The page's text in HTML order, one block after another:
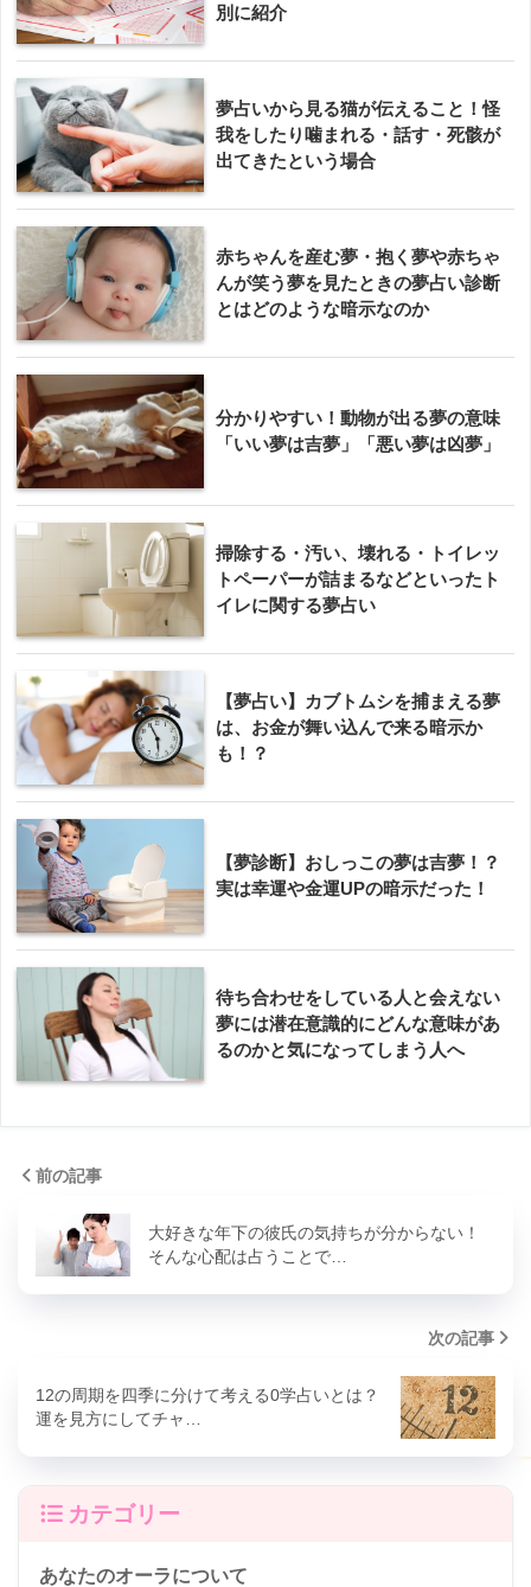
別に紹介
夢占いから見る猫が伝えること！怪
我をしたり噛まれる・話す・死骸が
出てきたという場合
赤ちゃんを産む夢・抱く夢や赤ちゃ
んが笑う夢を見たときの夢占い診断
とはどのような暗示なのか
分かりやすい！動物が出る夢の意味
「いい夢は吉夢」「悪い夢は凶夢」
掃除する・汚い、壊れる・トイレッ
トペーパーが詰まるなどといったト
イレに関する夢占い
【夢占い】カブトムシを捕まえる夢
は、お金が舞い込んで来る暗示か
も！？
【夢診断】おしっこの夢は吉夢！？
実は幸運や金運UPの暗示だった！
待ち合わせをしている人と会えない
夢には潜在意識的にどんな意味があ
るのかと気になってしまう人へ
前の記事
大好きな年下の彼氏の気持ちが分からない！
そんな心配は占うことで…
次の記事
12の周期を四季に分けて考える0学占いとは？
運を見方にしてチャ…
カテゴリー
あなたのオーラについて